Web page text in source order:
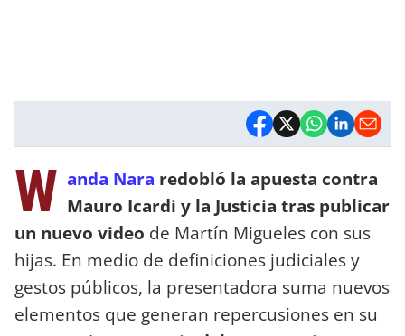
W anda Nara redobló la apuesta contra
Mauro Icardi y la Justicia tras publicar
un nuevo video de Martín Migueles con sus
hijas. En medio de definiciones judiciales y
gestos públicos, la presentadora suma nuevos
elementos que generan repercusiones en su